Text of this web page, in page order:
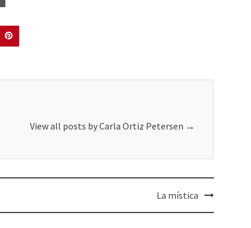
View all posts by Carla Ortiz Petersen →
La mística